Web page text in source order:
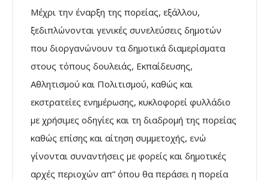
Μέχρι την έναρξη της πορείας, εξάλλου,
ξεδιπλώνονται γενικές συνελεύσεις δημοτών
που διοργανώνουν τα δημοτικά διαμερίσματα
στους τόπους δουλειάς, Εκπαίδευσης,
Αθλητισμού και Πολιτισμού, καθώς και
εκστρατείες ενημέρωσης, κυκλοφορεί φυλλάδιο
με χρήσιμες οδηγίες και τη διαδρομή της πορείας
καθώς επίσης και αίτηση συμμετοχής, ενώ
γίνονται συναντήσεις με φορείς και δημοτικές
αρχές περιοχών απ” όπου θα περάσει η πορεία